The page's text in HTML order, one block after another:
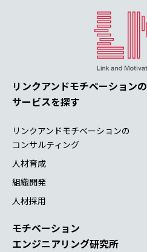
リンクアンドモチベーションの
サービスを探す
リンクアンドモチベーションの
コンサルティング
人材育成
組織開発
人材採用
モチベーション
エンジニアリング研究所